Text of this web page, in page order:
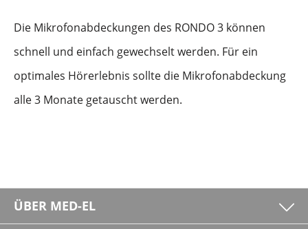
Die Mikrofonabdeckungen des RONDO 3 können
schnell und einfach gewechselt werden. Für ein
optimales Hörerlebnis sollte die Mikrofonabdeckung
alle 3 Monate getauscht werden.
ÜBER MED-EL